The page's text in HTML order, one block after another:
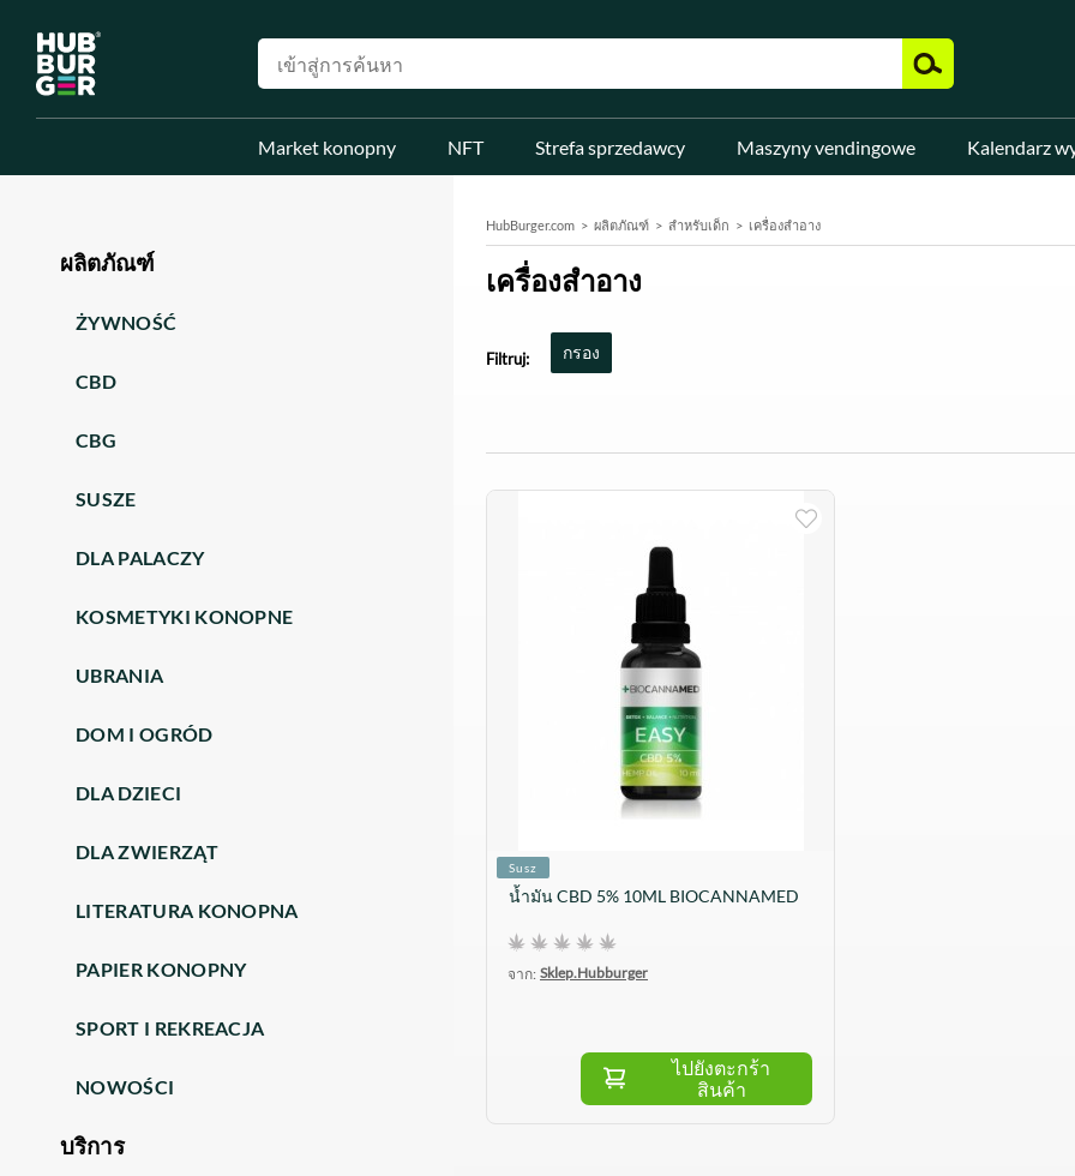
Market konopny NFT Strefa sprzedawcy Maszyny vendingowe Kalendarz
ผลิตภัณฑ์
ŻYWNOŚĆ
CBD
CBG
SUSZE
DLA PALACZY
KOSMETYKI KONOPNE
UBRANIA
DOM I OGRÓD
DLA DZIECI
DLA ZWIERZĄT
LITERATURA KONOPNA
PAPIER KONOPNY
SPORT I REKREACJA
NOWOŚCI
บริการ
HubBurger.com ผลิตภัณฑ์ สำหรับเด็ก เครื่องสำอาง
เครื่องสำอาง
Filtruj: กรอง
Susz
น้ำมัน CBD 5% 10ML BIOCANNAMED
จาก: Sklep.Hubburger
ไปยังตะกร้า
สินค้า